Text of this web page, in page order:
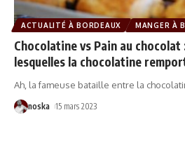
ACTUALITÉ À BORDEAUX MANGER À
Chocolatine vs Pain au
lesquelles la chocolatine
Ah, la fameuse bataille entre la
noska 15 mars 2023